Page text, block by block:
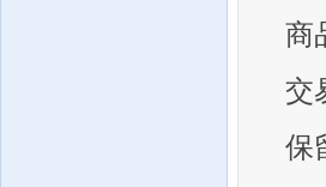
商
交
保